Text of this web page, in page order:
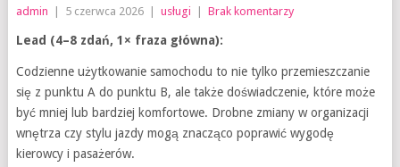
admin 5 czerwca 2026 usługi Brak komentarzy
Lead (4–8 zdań, 1× fraza główna):
Codzienne użytkowanie samochodu to nie tylko przemieszczanie
się z punktu A do punktu B, ale także doświadczenie, które może
być mniej lub bardziej komfortowe. Drobne zmiany w organizacji
wnętrza czy stylu jazdy mogą znacząco poprawić wygodę
kierowcy i pasażerów.